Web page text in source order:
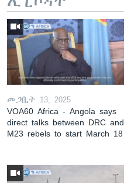
መጋቢት 13, 2025
VOA60 Africa - Angola says
direct talks between DRC and
M23 rebels to start March 18